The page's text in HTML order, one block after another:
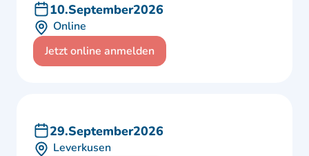
10.September2026
Online
Jetzt online anmelden
29.September2026
Leverkusen